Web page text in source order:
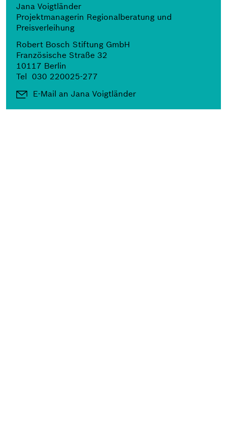
Jana Voigtländer
Projektmanagerin Regionalberatung und
Preisverleihung
Robert Bosch Stiftung GmbH
Französische Straße 32
10117 Berlin
Tel 030 220025-277
E-Mail an Jana Voigtländer